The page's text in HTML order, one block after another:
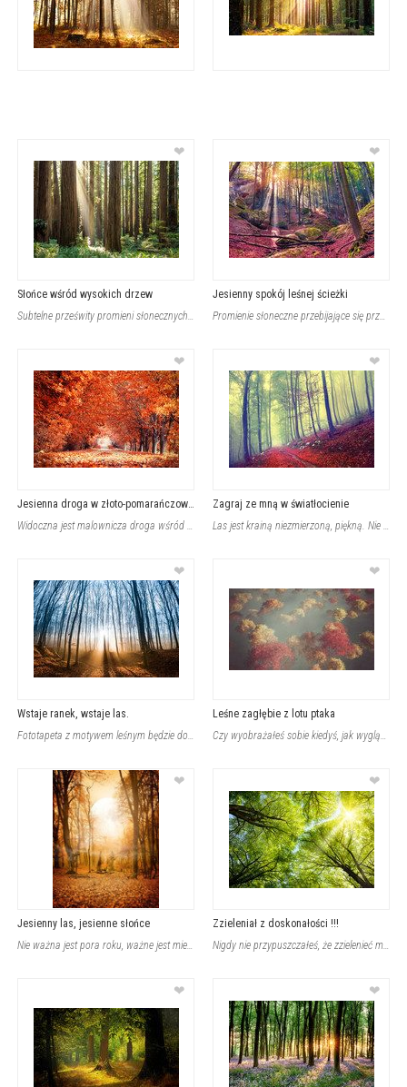
❤
Słońce wśród wysokich drzew
❤
Jesienny spokój leśnej ścieżki
❤
Jesienna droga w złoto-pomarańczowym tunelu
Widoczna jest malownicza droga wśród drzew o intensywnie pomarańczowych liściach
❤
Zagraj ze mną w światłocienie
Las jest krainą niezmierzoną, piękną. Nie można patrząc przed siebie nie zakocha
❤
Wstaje ranek, wstaje las.
Fototapeta z motywem leśnym będzie doskonałym dodatkiem do pomieszczenia central
❤
Leśne zagłębie z lotu ptaka
Czy wyobrażałeś sobie kiedyś, jak wygląda las spowity we mgle? To miejsce samo w
❤
Jesienny las, jesienne słońce
Nie ważna jest pora roku, ważne jest miejsce w którym się znajdziemy. Miasto jes
❤
Zzieleniał z doskonałości !!!
Nigdy nie przypuszczałeś, że zzielenieć można nie tylko z zazdrości ? Masz przed
❤ ❤